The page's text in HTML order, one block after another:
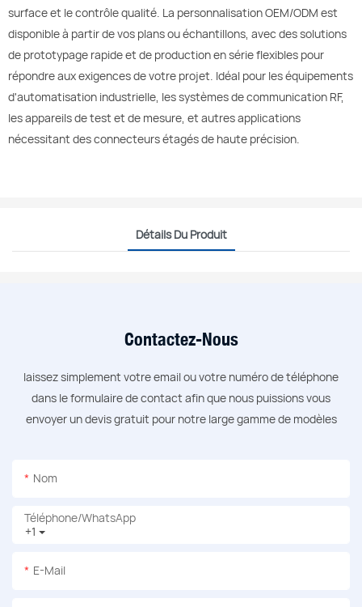
surface et le contrôle qualité. La personnalisation OEM/ODM est
disponible à partir de vos plans ou échantillons, avec des solutions
de prototypage rapide et de production en série flexibles pour
répondre aux exigences de votre projet. Idéal pour les équipements
d'automatisation industrielle, les systèmes de communication RF,
les appareils de test et de mesure, et autres applications
nécessitant des connecteurs étagés de haute précision.
Détails Du Produit
Contactez-Nous
laissez simplement votre email ou votre numéro de téléphone
dans le formulaire de contact afin que nous puissions vous
envoyer un devis gratuit pour notre large gamme de modèles
Nom
+1
Téléphone/WhatsApp
E-Mail